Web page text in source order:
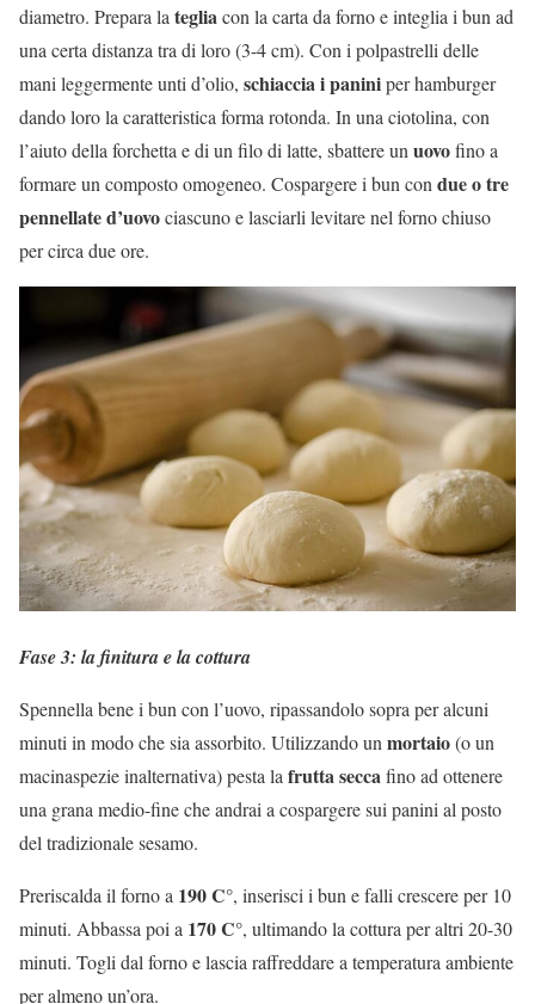
diametro. Prepara la tegliacon la carta da forno e integlia i bun ad
una certa distanza tra di loro (3-4 cm). Con i polpastrelli delle
mani leggermente unti d’olio, schiaccia i paniniper hamburger
dando loro la caratteristica forma rotonda. In una ciotolina, con
l’aiuto della forchetta e di un filo di latte, sbattere un uovofino a
formare un composto omogeneo. Cospargere i bun con due o tre
pennellate d’uovociascuno e lasciarli levitare nel forno chiuso
per circa due ore.
Fase 3: la finitura e la cottura
Spennella bene i bun con l’uovo, ripassandolo sopra per alcuni
minuti in modo che sia assorbito. Utilizzando un mortaio(o un
macinaspezie inalternativa) pesta la frutta seccafino ad ottenere
una grana medio-fine che andrai a cospargere sui panini al posto
del tradizionale sesamo.
Preriscalda il forno a 190 C°, inserisci i bun e falli crescere per 10
minuti. Abbassa poi a 170 C°, ultimando la cottura per altri 20-30
minuti. Togli dal forno e lascia raffreddare a temperatura ambiente
per almeno un’ora.